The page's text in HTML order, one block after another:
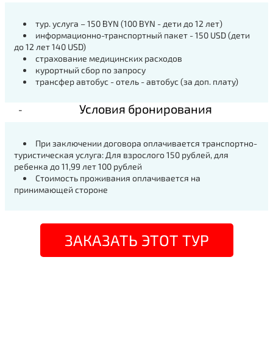
тур. услуга – 150 BYN (100 BYN - дети до 12 лет)
информационно-транспортный пакет - 150 USD (дети
до 12 лет 140 USD)
страхование медицинских расходов
курортный сбор по запросу
трансфер автобус - отель - автобус (за доп. плату)
Условия бронирования
При заключении договора оплачивается транспортно-
туристическая услуга: Для взрослого 150 рублей, для
ребенка до 11,99 лет 100 рублей
Стоимость проживания оплачивается на
принимающей стороне
ЗАКАЗАТЬ ЭТОТ ТУР